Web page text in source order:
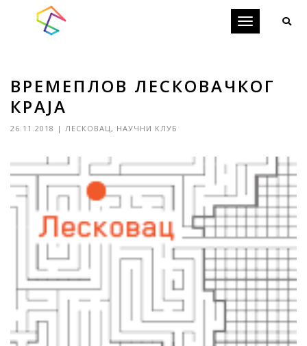
Toggle
ВРЕМЕПЛОВ ЛЕСКОВАЧКОГ
КРАЈА
26.11.2018 | ЛЕСКОВАЦ, НАУЧНИ КЛУБ